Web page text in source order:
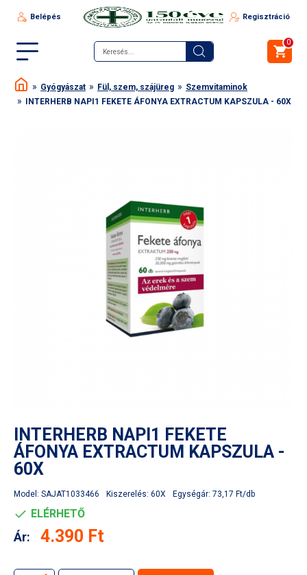
Belépés Regisztráció
0
Gyógyászat Fül, szem, szájüreg
Szemvitaminok
INTERHERB NAPI1 FEKETE ÁFONYA EXTRACTUM KAPSZULA - 60X
INTERHERB NAPI1 FEKETE
ÁFONYA EXTRACTUM KAPSZULA -
60X
Model: SAJAT1033466 Kiszerelés: 60X Egységár: 73,17 Ft/db
ELÉRHETŐ
Ár: 4.390 Ft